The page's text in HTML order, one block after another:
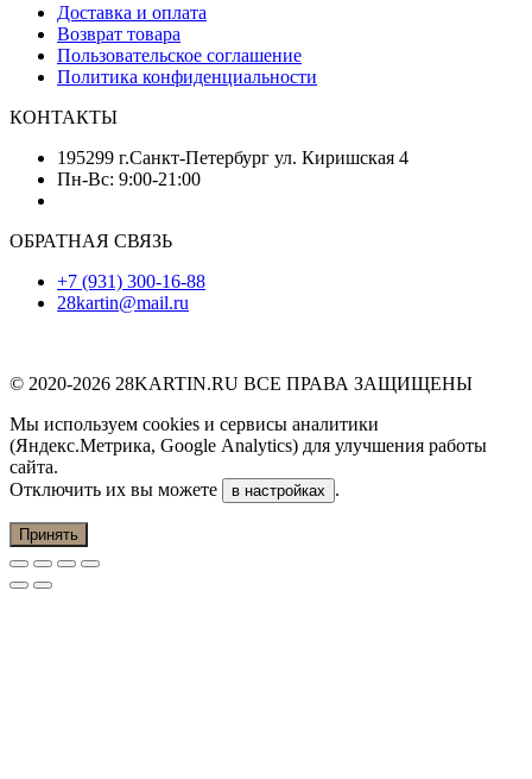
Доставка и оплата
Возврат товара
Пользовательское соглашение
Политика конфиденциальности
КОНТАКТЫ
195299 г.Санкт-Петербург ул. Киришская 4
Пн-Вс: 9:00-21:00
ОБРАТНАЯ СВЯЗЬ
+7 (931) 300-16-88
28kartin@mail.ru
© 2020-2026 28KARTIN.RU ВСЕ ПРАВА ЗАЩИЩЕНЫ
Мы используем cookies и сервисы аналитики
(Яндекс.Метрика, Google Analytics) для улучшения работы
сайта.
Отключить их вы можете
в настройках .
Принять